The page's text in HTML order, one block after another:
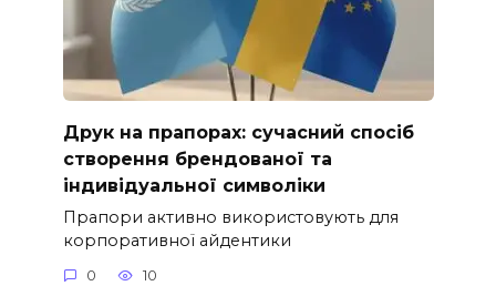
Друк на прапорах: сучасний спосіб
створення брендованої та
індивідуальної символіки
Прапори активно використовують для
корпоративної айдентики
0 10